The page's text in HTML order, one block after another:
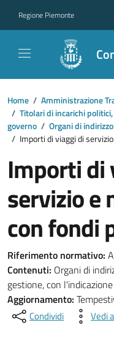
Regione Piemonte
Home / Amministrazione
/ Titolari di incarichi
governo / Organi di
/ Importi di viaggi di
Importi di
servizio e
con fondi
Riferimento normativo:
Contenuti: Organi di
gestione, con
Aggiornamento:
Condividi Vedi